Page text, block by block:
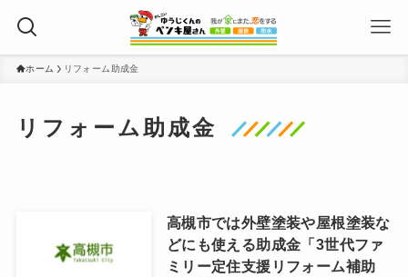
ホーム リフォーム助成金
リフォーム助成金
高槻市では外壁塗装や屋根塗装な
どにも使える助成金「3世代ファ
ミリー定住支援リフォーム補助